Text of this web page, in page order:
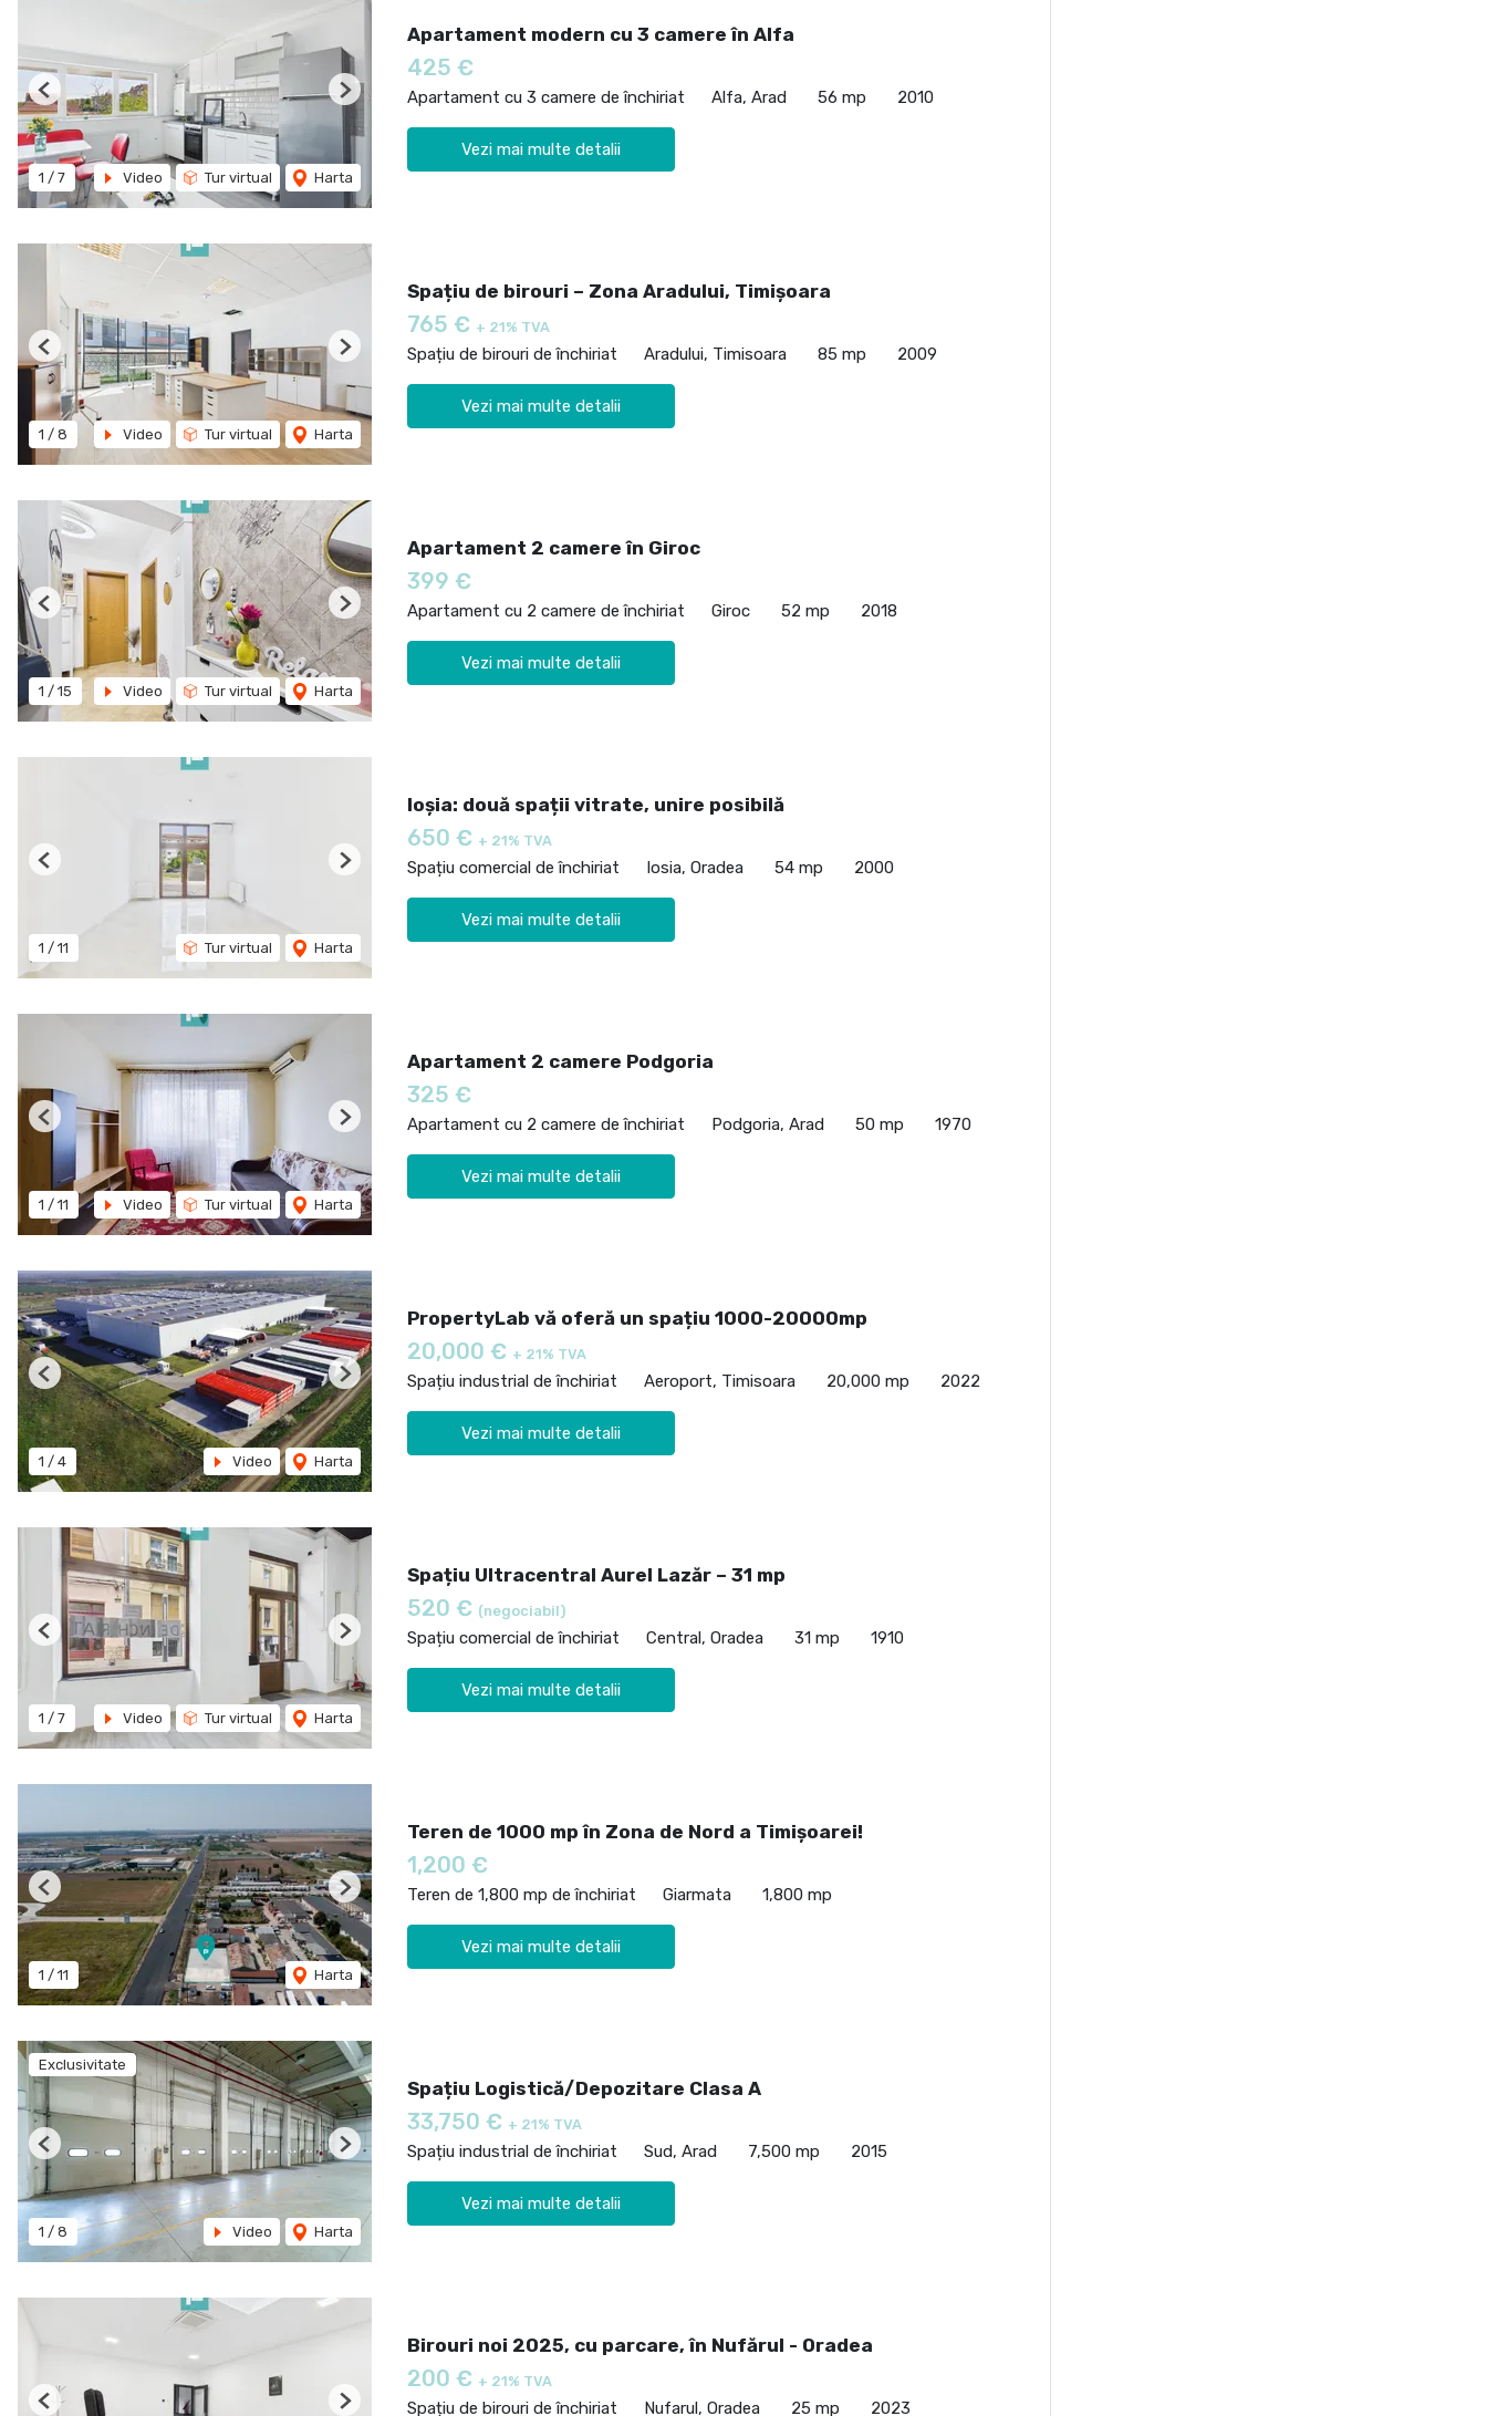
1 / 7 Video Tur virtual Harta
Previous Next
Apartament modern cu 3 camere în Alfa
425 €
Apartament cu 3 camere de închiriat Alfa, Arad 56 mp 2010
Vezi mai multe detalii
1 / 8 Video Tur virtual Harta
Previous Next
Spațiu de birouri – Zona Aradului, Timișoara
765 € + 21% TVA
Spațiu de birouri de închiriat Aradului, Timisoara 85 mp 2009
Vezi mai multe detalii
1 / 15 Video Tur virtual Harta
Previous Next
Apartament 2 camere în Giroc
399 €
Apartament cu 2 camere de închiriat Giroc 52 mp 2018
Vezi mai multe detalii
1 / 11 Tur virtual Harta
Previous Next
Ioșia: două spații vitrate, unire posibilă
650 € + 21% TVA
Spațiu comercial de închiriat Iosia, Oradea 54 mp 2000
Vezi mai multe detalii
1 / 11 Video Tur virtual Harta
Previous Next
Apartament 2 camere Podgoria
325 €
Apartament cu 2 camere de închiriat Podgoria, Arad 50 mp 1970
Vezi mai multe detalii
1 / 4 Video Harta
Previous Next
PropertyLab vă oferă un spațiu 1000-20000mp
20,000 € + 21% TVA
Spațiu industrial de închiriat Aeroport, Timisoara 20,000 mp 2022
Vezi mai multe detalii
1 / 7 Video Tur virtual Harta
Previous Next
Spațiu Ultracentral Aurel Lazăr – 31 mp
520 € (negociabil)
Spațiu comercial de închiriat Central, Oradea 31 mp 1910
Vezi mai multe detalii
1 / 11 Harta
Previous Next
Teren de 1000 mp în Zona de Nord a Timișoarei!
1,200 €
Teren de 1,800 mp de închiriat Giarmata 1,800 mp
Vezi mai multe detalii
Exclusivitate
1 / 8 Video Harta
Previous Next
Spațiu Logistică/Depozitare Clasa A
33,750 € + 21% TVA
Spațiu industrial de închiriat Sud, Arad 7,500 mp 2015
Vezi mai multe detalii
Previous Next
Birouri noi 2025, cu parcare, în Nufărul - Oradea
200 € + 21% TVA
Spațiu de birouri de închiriat Nufarul, Oradea 25 mp 2023